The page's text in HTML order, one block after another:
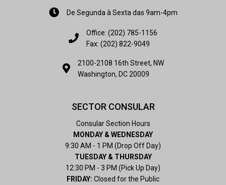
De Segunda à Sexta das 9am-4pm
Office: (202) 785-1156
Fax: (202) 822-9049
2100-2108 16th Street, NW
Washington, DC 20009
SECTOR CONSULAR
Consular Section Hours
MONDAY & WEDNESDAY
9:30 AM - 1 PM (Drop Off Day)
TUESDAY & THURSDAY
12:30 PM - 3 PM (Pick Up Day)
FRIDAY: Closed for the Public